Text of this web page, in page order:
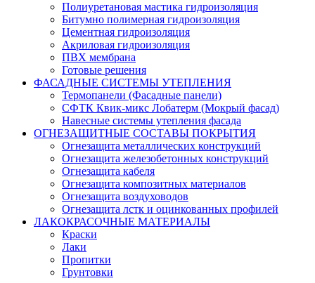
Полиуретановая мастика гидроизоляция
Битумно полимерная гидроизоляция
Цементная гидроизоляция
Акриловая гидроизоляция
ПВХ мембрана
Готовые решения
ФАСАДНЫЕ СИСТЕМЫ УТЕПЛЕНИЯ
Термопанели (Фасадные панели)
СФТК Квик-микс Лобатерм (Мокрый фасад)
Навесные системы утепления фасада
ОГНЕЗАЩИТНЫЕ СОСТАВЫ ПОКРЫТИЯ
Огнезащита металлических конструкций
Огнезащита железобетонных конструкций
Огнезащита кабеля
Огнезащита композитных материалов
Огнезащита воздуховодов
Огнезащита лстк и оцинкованных профилей
ЛАКОКРАСОЧНЫЕ МАТЕРИАЛЫ
Краски
Лаки
Пропитки
Грунтовки